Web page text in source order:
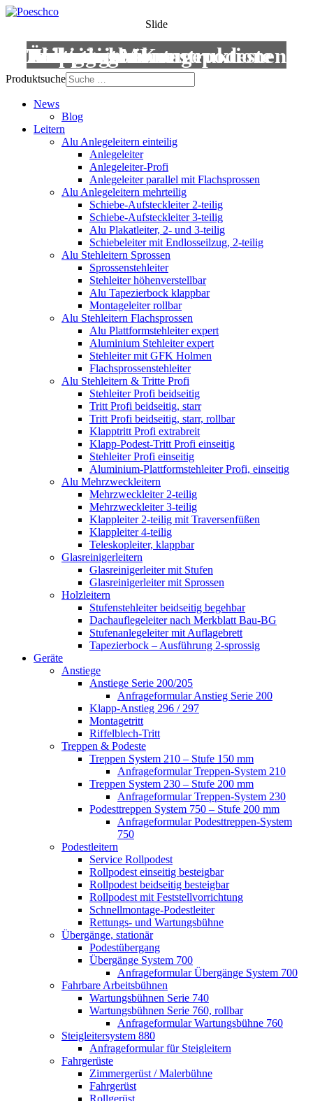
Slide
Leitern
Treppen
Anstiege
Podestleitern
Roll- und Montagepodeste
Wartungsbühnen
Übergänge
Aluminium-Konstruktionen
Produktsuche
News
Blog
Leitern
Alu Anlegeleitern einteilig
Anlegeleiter
Anlegeleiter-Profi
Anlegeleiter parallel mit Flachsprossen
Alu Anlegeleitern mehrteilig
Schiebe-Aufsteckleiter 2-teilig
Schiebe-Aufsteckleiter 3-teilig
Alu Plakatleiter, 2- und 3-teilig
Schiebeleiter mit Endlosseilzug, 2-teilig
Alu Stehleitern Sprossen
Sprossenstehleiter
Stehleiter höhenverstellbar
Alu Tapezierbock klappbar
Montageleiter rollbar
Alu Stehleitern Flachsprossen
Alu Plattformstehleiter expert
Aluminium Stehleiter expert
Stehleiter mit GFK Holmen
Flachsprossenstehleiter
Alu Stehleitern & Tritte Profi
Stehleiter Profi beidseitig
Tritt Profi beidseitig, starr
Tritt Profi beidseitig, starr, rollbar
Klapptritt Profi extrabreit
Klapp-Podest-Tritt Profi einseitig
Stehleiter Profi einseitig
Aluminium-Plattformstehleiter Profi, einseitig
Alu Mehrzweckleitern
Mehrzweckleiter 2-teilig
Mehrzweckleiter 3-teilig
Klappleiter 2-teilig mit Traversenfüßen
Klappleiter 4-teilig
Teleskopleiter, klappbar
Glasreinigerleitern
Glasreinigerleiter mit Stufen
Glasreinigerleiter mit Sprossen
Holzleitern
Stufenstehleiter beidseitig begehbar
Dachauflegeleiter nach Merkblatt Bau-BG
Stufenanlegeleiter mit Auflagebrett
Tapezierbock – Ausführung 2-sprossig
Geräte
Anstiege
Anstiege Serie 200/205
Anfrageformular Anstieg Serie 200
Klapp-Anstieg 296 / 297
Montagetritt
Riffelblech-Tritt
Treppen & Podeste
Treppen System 210 – Stufe 150 mm
Anfrageformular Treppen-System 210
Treppen System 230 – Stufe 200 mm
Anfrageformular Treppen-System 230
Podesttreppen System 750 – Stufe 200 mm
Anfrageformular Podesttreppen-System
750
Podestleitern
Service Rollpodest
Rollpodest einseitig besteigbar
Rollpodest beidseitig besteigbar
Rollpodest mit Feststellvorrichtung
Schnellmontage-Podestleiter
Rettungs- und Wartungsbühne
Übergänge, stationär
Podestübergang
Übergänge System 700
Anfrageformular Übergänge System 700
Fahrbare Arbeitsbühnen
Wartungsbühnen Serie 740
Wartungsbühnen Serie 760, rollbar
Anfrageformular Wartungsbühne 760
Steigleitersystem 880
Anfrageformular für Steigleitern
Fahrgerüste
Zimmergerüst / Malerbühne
Fahrgerüst